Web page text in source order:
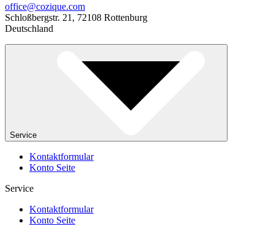
office@cozique.com
Schloßbergstr. 21, 72108 Rottenburg
Deutschland
Service
Kontaktformular
Konto Seite
Service
Kontaktformular
Konto Seite